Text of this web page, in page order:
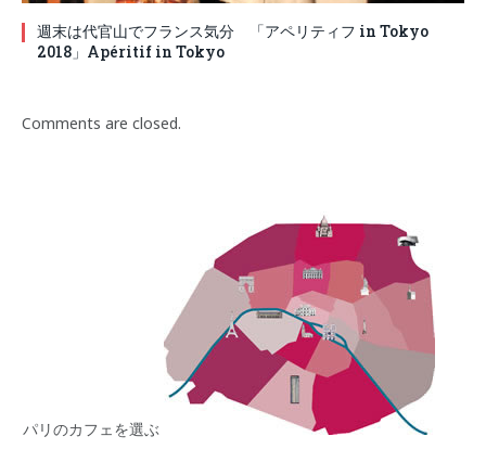
週末は代官山でフランス気分 「アペリティフ in Tokyo
2018」Apéritif in Tokyo
Comments are closed.
パリのカフェを選ぶ